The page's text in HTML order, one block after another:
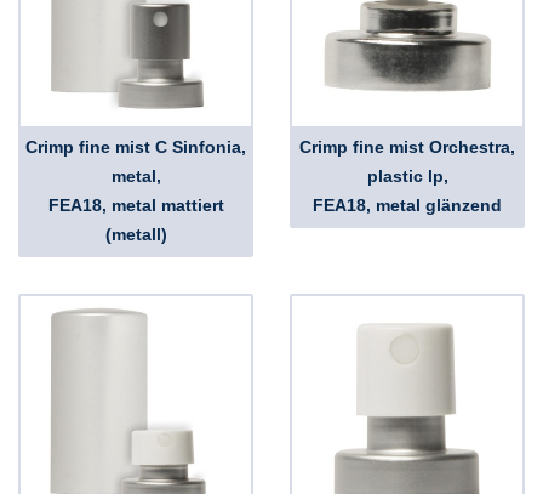
Crimp fine mist C Sinfonia,
metal,
FEA18, metal mattiert
(metall)
Crimp fine mist Orchestra,
plastic lp,
FEA18, metal glänzend